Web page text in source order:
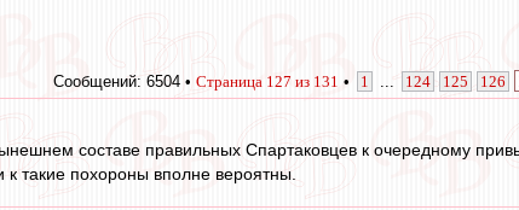
Сообщений: 6504 • Страница 127 из 131 • 1 124 125 126
составе правильных Спартаковцев к очередному
такие похороны вполне вероятны.